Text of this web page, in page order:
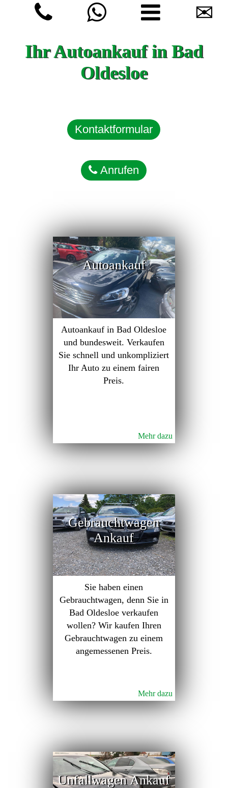
✉
Ihr Autoankauf in Bad
Oldesloe
Kontaktformular
Anrufen
Autoankauf
Autoankauf in Bad Oldesloe
und bundesweit. Verkaufen
Sie schnell und unkompliziert
Ihr Auto zu einem fairen
Preis.
Mehr dazu
Gebrauchtwagen
Ankauf
Sie haben einen
Gebrauchtwagen, denn Sie in
Bad Oldesloe verkaufen
wollen? Wir kaufen Ihren
Gebrauchtwagen zu einem
angemessenen Preis.
Mehr dazu
Unfallwagen Ankauf